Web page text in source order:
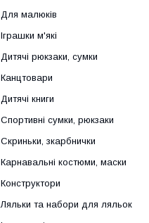
Для малюків
Іграшки м'які
Дитячі рюкзаки, сумки
Канцтовари
Дитячі книги
Спортивні сумки, рюкзаки
Скриньки, зкарбнички
Карнавальні костюми, маски
Конструктори
Ляльки та набори для ляльок